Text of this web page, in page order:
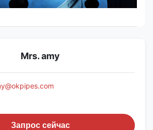
Mrs. amy
Запрос сейчас